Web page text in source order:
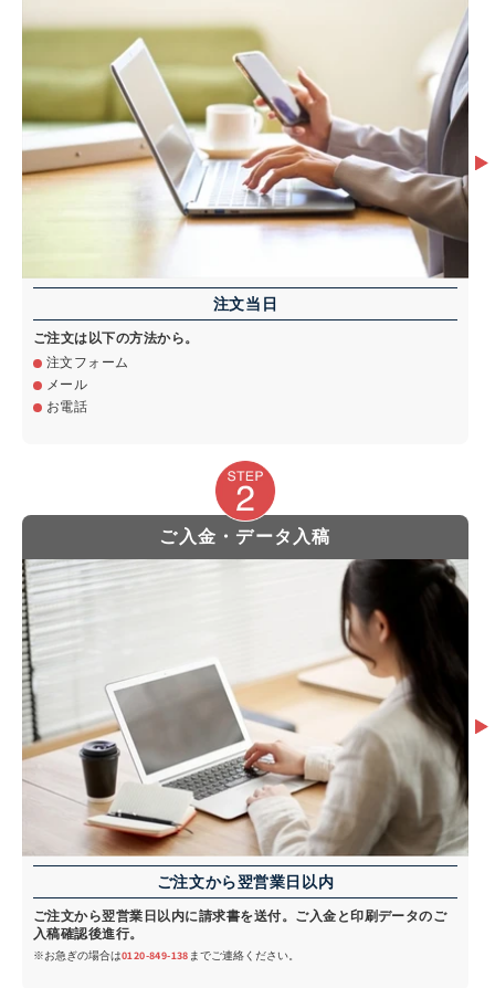
注文当日
ご注文は以下の方法から。
注文フォーム
メール
お電話
ご入金・データ入稿
ご注文から翌営業日以内
ご注文から翌営業日以内に請求書を送付。ご入金と印刷データのご
入稿確認後進行。
※お急ぎの場合は0120-849-138 までご連絡ください。